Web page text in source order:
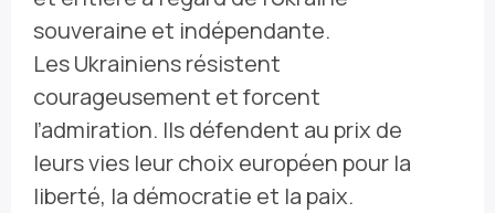
souveraine et indépendante.
Les Ukrainiens résistent
courageusement et forcent
l’admiration. Ils défendent au prix de
leurs vies leur choix européen pour la
liberté, la démocratie et la paix.